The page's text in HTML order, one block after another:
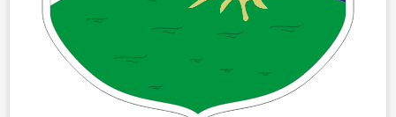
VÁLASZTÁSOK